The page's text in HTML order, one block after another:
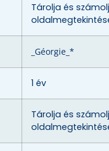
Tárolja és
_Géorgie_*
1 év
Tárolja és